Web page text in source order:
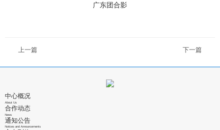
广东团合影
上一篇 下一篇
中心概况
About Us
合作动态
News
通知公告
Notices and Announcements